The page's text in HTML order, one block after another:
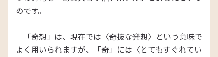
のです。
「奇想」は、現在では〈奇抜な発想〉という意味で
よく用いられますが、「奇」には〈とてもすぐれてい